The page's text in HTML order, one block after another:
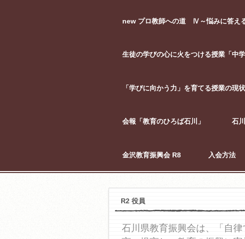
new プロ教師への道 Ⅳ～悩みに答え
生徒の学びの心に火をつける授業「中学
「学びに向かう力」を育てる授業の現
会報「教育のひろば石川」 石
金沢教育振興会 R8 入会方法
R2 役員
石川県教育振興会は、「自